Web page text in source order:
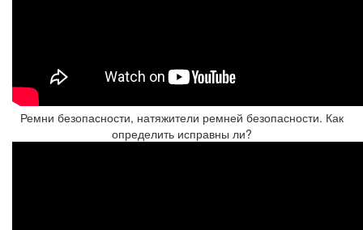
Ремни безопасности, натяжители ремней безопасности. Как
определить исправны ли?